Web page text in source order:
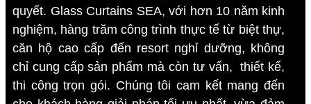
quyết. Glass Curtains SEA, với hơn 10 năm kinh
nghiệm, hàng trăm công trình thực tế từ biệt thự,
căn hộ cao cấp đến resort nghỉ dưỡng, không
chỉ cung cấp sản phẩm mà còn tư vấn, thiết kế,
thi công trọn gói. Chúng tôi cam kết mang đến